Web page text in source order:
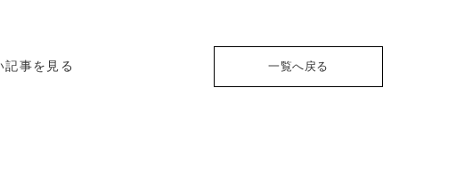
記事を見る 一覧へ戻る